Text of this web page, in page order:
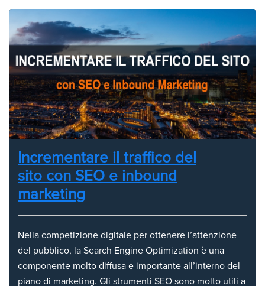
Incrementare il traffico del
sito con SEO e inbound
marketing
Nella competizione digitale per ottenere l’attenzione
del pubblico, la Search Engine Optimization è una
componente molto diffusa e importante all’interno del
piano di marketing. Gli strumenti SEO sono molto utili a